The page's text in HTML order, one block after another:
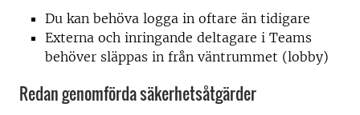
Du kan behöva logga in oftare än tidigare
Externa och inringande deltagare i Teams
behöver släppas in från väntrummet (lobby)
Redan genomförda säkerhetsåtgärder